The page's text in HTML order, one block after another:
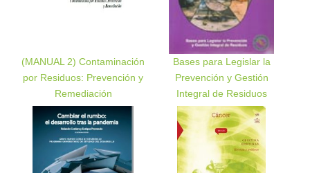
(MANUAL 2) Contaminación
por Residuos: Prevención y
Remediación
Bases para Legislar la
Prevención y Gestión
Integral de Residuos